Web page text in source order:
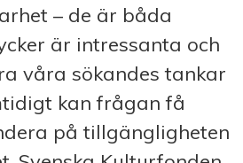
– de är båda
är intressanta och
våra sökandes tankar
kan frågan få
på tillgängligheten